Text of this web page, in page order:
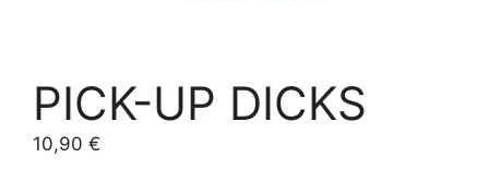
PICK-UP DICKS
10,90 €